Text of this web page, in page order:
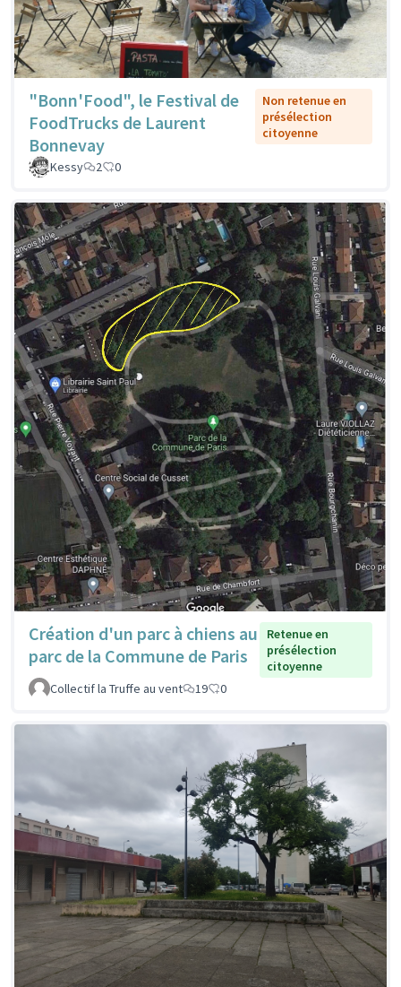
"Bonn'Food", le Festival de
FoodTrucks de Laurent
Bonnevay
Non retenue en
présélection
citoyenne
Kessy 2 0
Création d'un parc à chiens au
parc de la Commune de Paris
Retenue en
présélection
citoyenne
Collectif la Truffe au vent
19 0